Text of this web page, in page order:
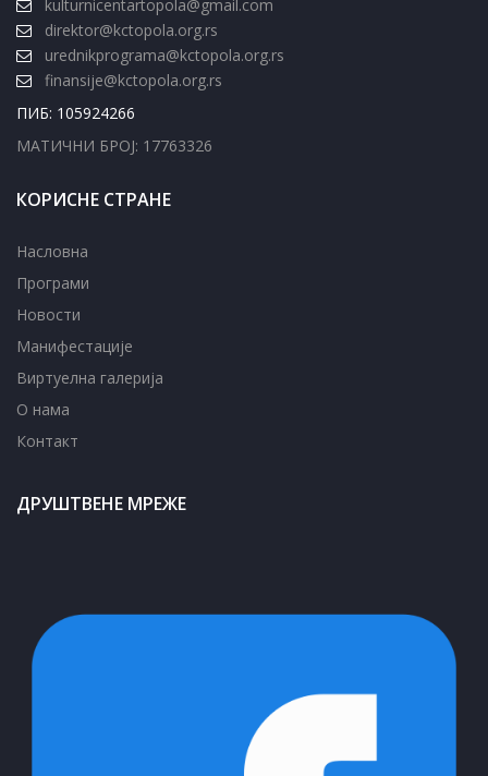
kulturnicentartopola@gmail.com
direktor@kctopola.org.rs
urednikprograma@kctopola.org.rs
finansije@kctopola.org.rs
ПИБ: 105924266
МАТИЧНИ БРОЈ: 17763326
КОРИСНЕ СТРАНЕ
Насловна
Програми
Новости
Манифестације
Виртуелна галерија
О нама
Контакт
ДРУШТВЕНЕ МРЕЖЕ